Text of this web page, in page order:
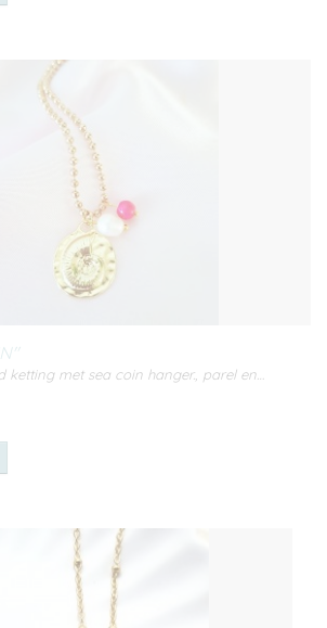
ketting met sea coin hanger., parel en…